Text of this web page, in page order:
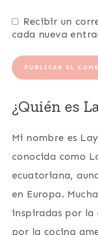
Recibir un
cada nueva
¿Quién es
Mi nombre es
conocida como
ecuatoriana,
en Europa.
inspiradas por la
por la cocina